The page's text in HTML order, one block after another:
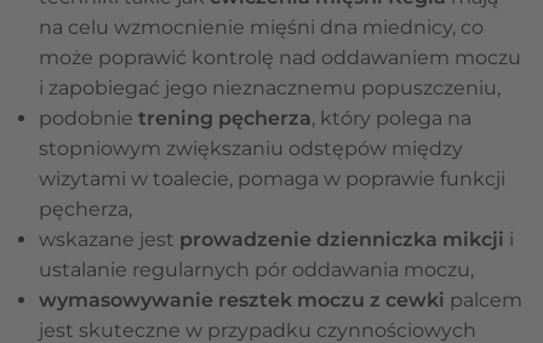
na celu wzmocnienie mięśni dna miednicy, co
może poprawić kontrolę nad oddawaniem moczu
i zapobiegać jego nieznacznemu popuszczeniu,
podobnie trening pęcherza, który polega na
stopniowym zwiększaniu odstępów między
wizytami w toalecie, pomaga w poprawie funkcji
pęcherza,
wskazane jest prowadzenie dzienniczka mikcji i
ustalanie regularnych pór oddawania moczu,
wymasowywanie resztek moczu z cewki palcem
jest skuteczne w przypadku czynnościowych